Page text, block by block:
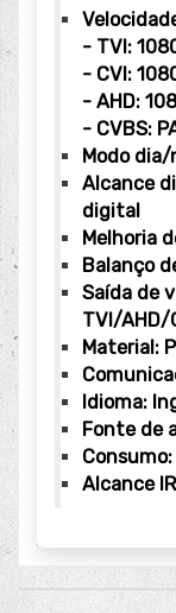
- TVI:
- CVI:
- AHD:
- CVBS:
Modo
Alcance
digital
Melhoria
Balanço
Saída de
TVI/AHD/
Material:
Idioma:
Fonte de
Consumo:
Alcance